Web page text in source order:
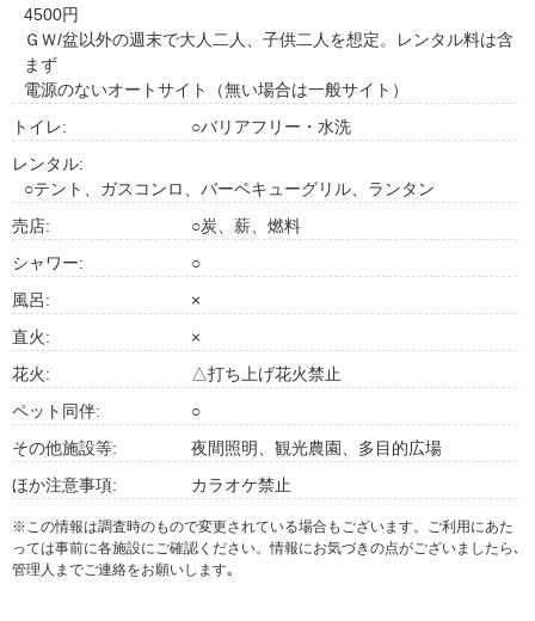
4500円
ＧＷ/盆以外の週末で大人二人、子供二人を想定。レンタル料は含
まず
電源のないオートサイト（無い場合は一般サイト）
トイレ:
○バリアフリー・水洗
レンタル:
○テント、ガスコンロ、バーベキューグリル、ランタン
売店:
○炭、薪、燃料
シャワー:
○
風呂:
×
直火:
×
花火:
△打ち上げ花火禁止
ペット同伴:
○
その他施設等:
夜間照明、観光農園、多目的広場
ほか注意事項:
カラオケ禁止
※この情報は調査時のもので変更されている場合もございます。ご利用にあた
っては事前に各施設にご確認ください。情報にお気づきの点がございましたら､
管理人までご連絡をお願いします｡